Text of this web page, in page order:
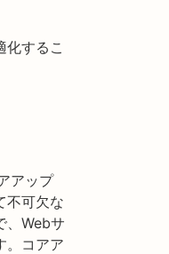
化するこ
アップ
不可欠な
、Webサ
。コアア